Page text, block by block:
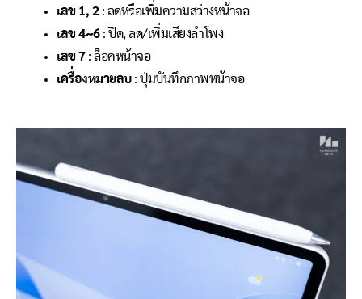
เลข 1, 2: ลดหรือเพิ่มความสว่างหน้าจอ
เลข 4~6: ปิด, ลด/เพิ่มเสียงลำโพง
เลข 7 : ล็อคหน้าจอ
เครื่องหมายลบ: ปุ่มบันทึกภาพหน้าจอ